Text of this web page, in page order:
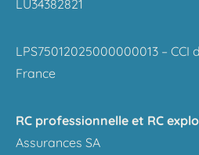
LU34382821
LPS75012025000000013 – CCI
France
RC professionnelle et RC
Assurances SA